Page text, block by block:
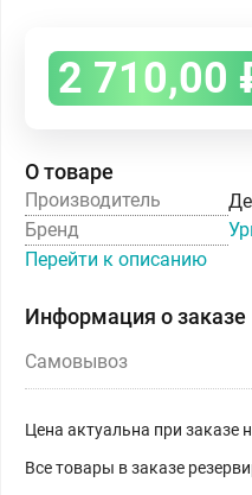
2 710,00
О товаре
Производитель
Бренд
Перейти к описанию
Информация о заказе
Самовывоз
Цена актуальна при заказе
Все товары в заказе